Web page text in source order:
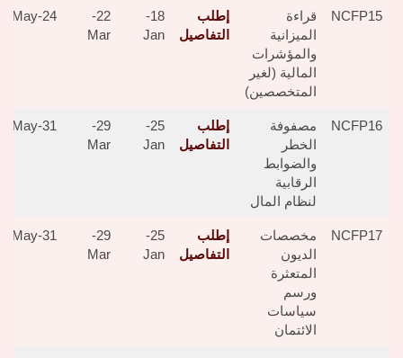
NCFP15
قراءة
الميزانية
والمؤشرات
المالية (لغير
المتخصصين)
إطلب
التفاصيل
18-
Jan
22-
Mar
24-May
NCFP16
مصفوفة
الخطر
والضوابط
الرقابية
لنظام المال
إطلب
التفاصيل
25-
Jan
29-
Mar
31-May
NCFP17
مخصصات
الديون
المتعثرة
ورسم
سياسات
الائتمان
إطلب
التفاصيل
25-
Jan
29-
Mar
31-May